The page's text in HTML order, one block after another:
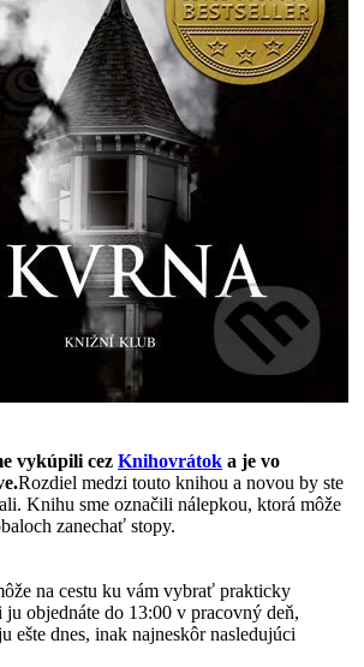
vykúpili cez Knihovrátok a je vo
Rozdiel medzi touto knihou a novou by ste
Knihu sme označili nálepkou, ktorá môže
zanechať stopy.
na cestu ku vám vybrať prakticky
objednáte do 13:00 v pracovný deň,
ešte dnes, inak najneskôr nasledujúci